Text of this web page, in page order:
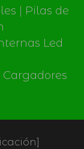
Pilas de
Led
Cargadores